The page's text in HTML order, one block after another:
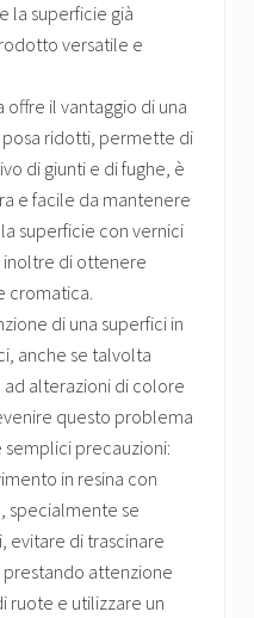
la superficie già
versatile e
offre il vantaggio di una
ridotti, permette di
di giunti e di fughe, è
e facile da mantenere
superficie con vernici
di ottenere
cromatica.
di una superfici in
anche se talvolta
alterazioni di colore
questo problema
precauzioni:
in resina con
specialmente se
evitare di trascinare
attenzione
ruote e utilizzare un